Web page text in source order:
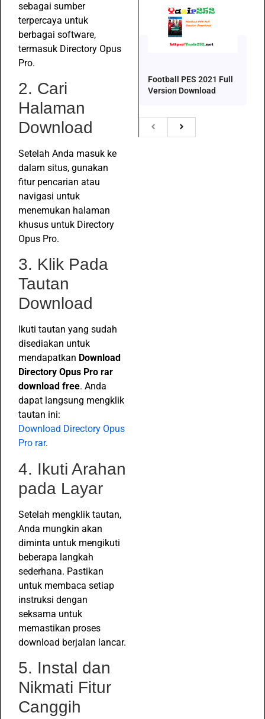
sebagai sumber
terpercaya untuk
berbagai software,
termasuk Directory Opus
Pro.
2. Cari
Halaman
Download
Setelah Anda masuk ke
dalam situs, gunakan
fitur pencarian atau
navigasi untuk
menemukan halaman
khusus untuk Directory
Opus Pro.
3. Klik Pada
Tautan
Download
Ikuti tautan yang sudah
disediakan untuk
mendapatkan Download
Directory Opus Pro rar
download free. Anda
dapat langsung mengklik
tautan ini:
Download Directory Opus
Pro rar.
4. Ikuti Arahan
pada Layar
Setelah mengklik tautan,
Anda mungkin akan
diminta untuk mengikuti
beberapa langkah
sederhana. Pastikan
untuk membaca setiap
instruksi dengan
seksama untuk
memastikan proses
download berjalan lancar.
5. Instal dan
Nikmati Fitur
Canggih
Football PES 2021 Full
Version Download